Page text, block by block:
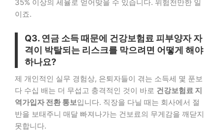
35% 이상의 세율로 얻어맞을 수 있습니다. 위험천만한 일
이죠.
Q3. 연금 소득 때문에 건강보험료 피부양자 자
격이 박탈되는 리스크를 막으려면 어떻게 해야
하나요?
제 개인적인 실무 경험상, 은퇴자들이 겪는 소득세 몇 푼보
다 수십 배는 더 무섭고 충격적인 것이 바로 건강보험료 지
역가입자 전환 통보입니다. 직장을 다닐 때는 회사에서 절
반을 보태주니 매달 빠져나가는 건보료의 무게감을 깨닫지
못합니다.